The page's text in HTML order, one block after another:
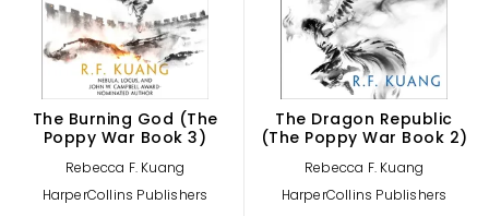
The Burning God (The
Poppy War Book 3)
Rebecca F. Kuang
HarperCollins Publishers
The Dragon Republic
(The Poppy War Book 2)
Rebecca F. Kuang
HarperCollins Publishers